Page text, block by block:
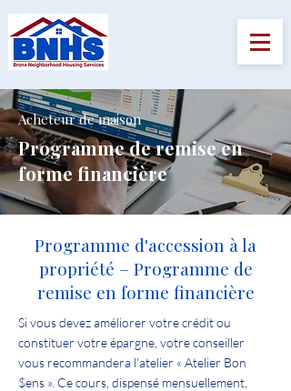
Acheteur de maison
Programme de remise en
forme financière
Programme d'accession à la
propriété – Programme de
remise en forme financière
Si vous devez améliorer votre crédit ou
constituer votre épargne, votre conseiller
vous recommandera l'atelier « Atelier Bon
$ens ». Ce cours, dispensé mensuellement,